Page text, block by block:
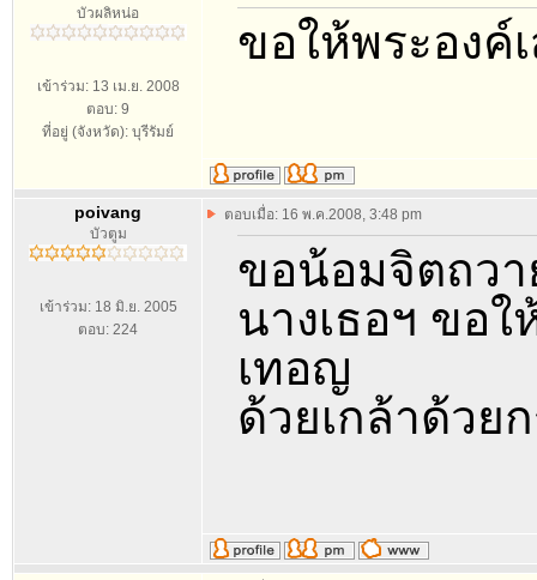
บัวผลิหน่อ
เข้าร่วม: 13 เม.ย. 2008
ตอบ: 9
ที่อยู่ (จังหวัด): บุรีรัมย์
ขอให้พระองค์
poivang
บัวตูม
เข้าร่วม: 18 มิ.ย. 2005
ตอบ: 224
ตอบเมื่อ: 16 พ.ค.2008, 3:48 pm
ขอน้อมจิตถวา
นางเธอฯ ขอใ
เทอญ
ด้วยเกล้าด้วย